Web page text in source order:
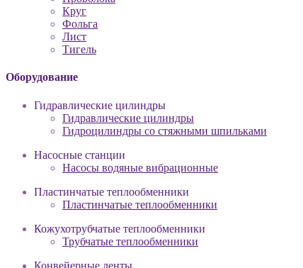
Круг
Фольга
Лист
Тигель
Оборудование
Гидравлические цилиндры
Гидравлические цилиндры
Гидроцилиндры со стяжными шпильками
Насосные станции
Насосы водяные вибрационные
Пластинчатые теплообменники
Пластинчатые теплообменники
Кожухотрубчатые теплообменники
Трубчатые теплообменники
Конвейерные ленты